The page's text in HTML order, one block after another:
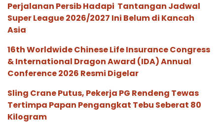
Perjalanan Persib Hadapi Tantangan Jadwal
Super League 2026/2027 Ini Belum di Kancah
Asia
16th Worldwide Chinese Life Insurance Congress
& International Dragon Award (IDA) Annual
Conference 2026 Resmi Digelar
Sling Crane Putus, Pekerja PG Rendeng Tewas
Tertimpa Papan Pengangkat Tebu Seberat 80
Kilogram